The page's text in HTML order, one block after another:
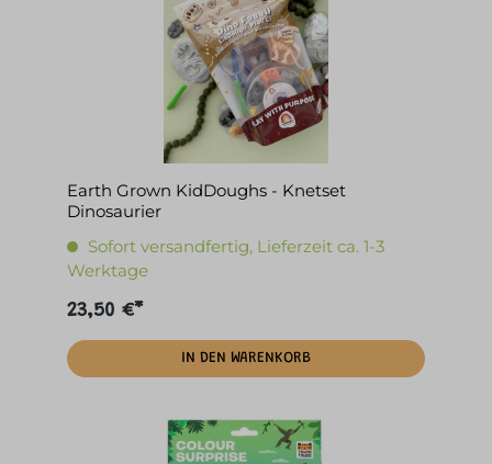
Earth Grown KidDoughs - Knetset
Dinosaurier
Sofort versandfertig, Lieferzeit ca. 1-3
Werktage
23,50 €*
IN DEN WARENKORB